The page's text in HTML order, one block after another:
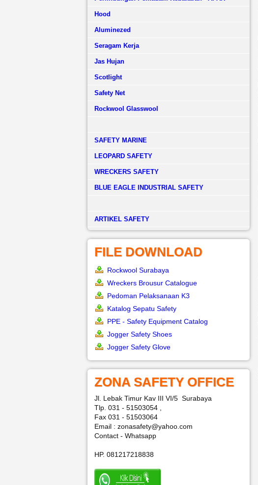
Hood
Aluminezed
Seragam Kerja
Jas Hujan
Scotlight
Safety Net
Rockwool Glasswool
SAFETY MARINE
LEOPARD SAFETY
WRECKERS SAFETY
BLUE EAGLE INDUSTRIAL SAFETY
­ARTIKEL SAFETY
FILE DOWNLOAD
Rockwool Surabaya
Wreckers Brousur Catalogue
Pedoman Pelaksanaan K3
Katalog Sepatu Safety
PPE - Safety Equipment Catalog
Jogger Safety Shoes
Jogger Safety Glove
ZONA SAFETY OFFICE
Jl. Lebak Timur Kav III VI/5 Surabaya
Tlp. 031 - 51503054 ,
Fax 031 - 51503064
Email : zonasafety@yahoo.com
Contact - Whatsapp
HP. 081217218838